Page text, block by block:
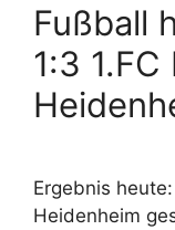
Fußball
1:3
Ergebnis
Heidenheim